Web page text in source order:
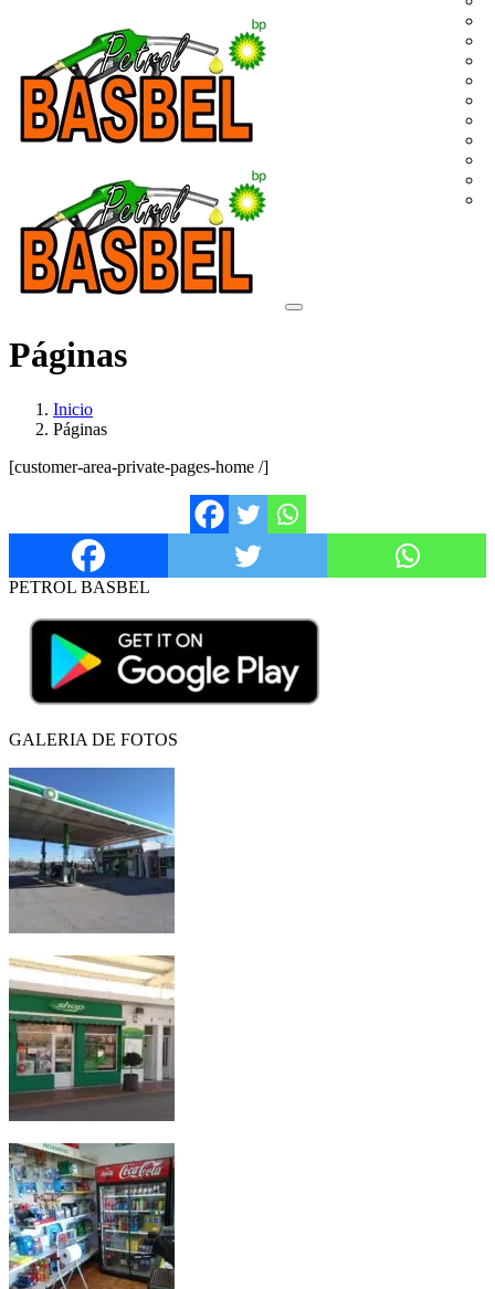
Páginas
Inicio
Páginas
[customer-area-private-pages-home /]
PETROL BASBEL
GALERIA DE FOTOS